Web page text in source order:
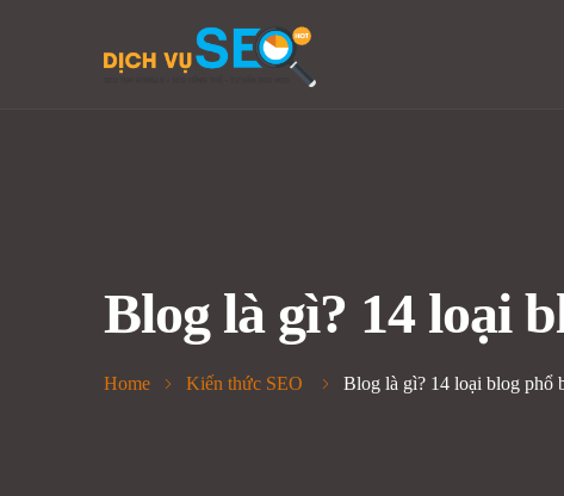
Blog là gì? 14 loại
Home Kiến thức SEO Blog là gì? 14 loại blog phổ